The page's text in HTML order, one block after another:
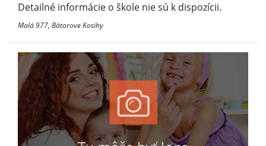
Detailné informácie o škole nie sú k dispozícii.
Malá 977, Bátorove Kosihy